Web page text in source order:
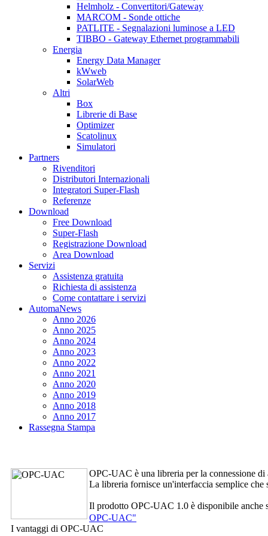
Helmholz - Convertitori/Gateway
MARCOM - Sonde ottiche
PATLITE - Segnalazioni luminose a LED
TIBBO - Gateway Ethernet programmabili
Energia
Energy Data Manager
kWweb
SolarWeb
Altri
Box
Librerie di Base
Optimizer
Scatolinux
Simulatori
Partners
Rivenditori
Distributori Internazionali
Integratori Super-Flash
Referenze
Download
Free Download
Super-Flash
Registrazione Download
Area Download
Servizi
Assistenza gratuita
Richiesta di assistenza
Come contattare i servizi
AutomaNews
Anno 2026
Anno 2025
Anno 2024
Anno 2023
Anno 2022
Anno 2021
Anno 2020
Anno 2019
Anno 2018
Anno 2017
Rassegna Stampa
OPC-UAC è una libreria per la connessione
La libreria fornisce un'interfaccia semplice
Il prodotto OPC-UAC 1.0 è disponibile anche
OPC-UAC"
I vantaggi di OPC-UAC